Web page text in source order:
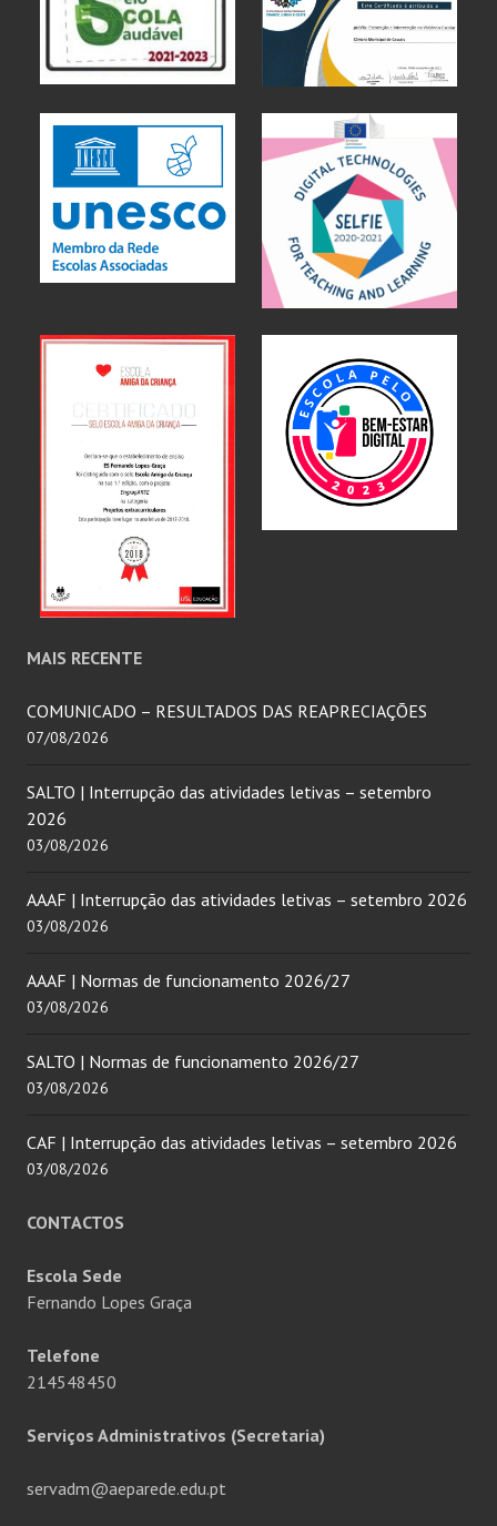
MAIS RECENTE
COMUNICADO – RESULTADOS DAS REAPRECIAÇÕES
07/08/2026
SALTO | Interrupção das atividades letivas – setembro
2026
03/08/2026
AAAF | Interrupção das atividades letivas – setembro 2026
03/08/2026
AAAF | Normas de funcionamento 2026/27
03/08/2026
SALTO | Normas de funcionamento 2026/27
03/08/2026
CAF | Interrupção das atividades letivas – setembro 2026
03/08/2026
CONTACTOS
Escola Sede
Fernando Lopes Graça
Telefone
214548450
Serviços Administrativos (Secretaria)
servadm@aeparede.edu.pt